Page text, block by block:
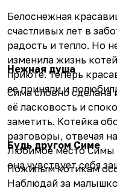
Белоснежная
счастливых лет в
радость и тепло. Но
изменила жизнь
приюте. Теперь
ее приняли и
Нежная душа
Сима словно сделана
её ласковость и
заметить. Котейка
разговоры, отвечая
Любимое место Симы
она чувствует себя
Будь другом Симе
Пожилым котикам
Наблюдай за